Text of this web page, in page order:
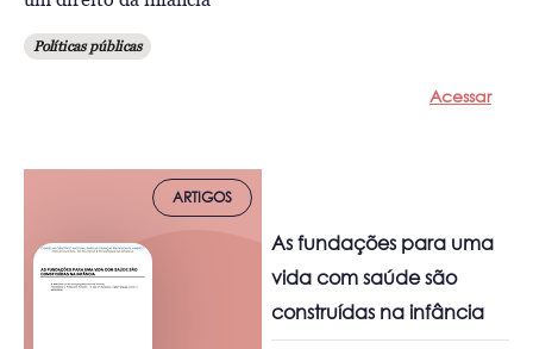
Políticas públicas
Acessar
ARTIGOS
As fundações para uma
vida com saúde são
construídas na infância